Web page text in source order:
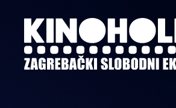
sadržaj